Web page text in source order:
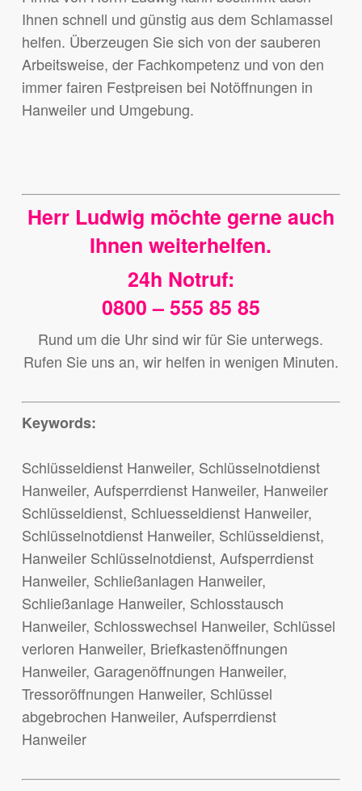
Ihnen schnell und günstig aus dem Schlamassel
helfen. Überzeugen Sie sich von der sauberen
Arbeitsweise, der Fachkompetenz und von den
immer fairen Festpreisen bei Notöffnungen in
Hanweiler und Umgebung.
Herr Ludwig möchte gerne auch
Ihnen weiterhelfen.
24h Notruf:
0800 – 555 85 85
Rund um die Uhr sind wir für Sie unterwegs.
Rufen Sie uns an, wir helfen in wenigen Minuten.
Keywords:
Schlüsseldienst Hanweiler, Schlüsselnotdienst
Hanweiler, Aufsperrdienst Hanweiler, Hanweiler
Schlüsseldienst, Schluesseldienst Hanweiler,
Schlüsselnotdienst Hanweiler, Schlüsseldienst,
Hanweiler Schlüsselnotdienst, Aufsperrdienst
Hanweiler, Schließanlagen Hanweiler,
Schließanlage Hanweiler, Schlosstausch
Hanweiler, Schlosswechsel Hanweiler, Schlüssel
verloren Hanweiler, Briefkastenöffnungen
Hanweiler, Garagenöffnungen Hanweiler,
Tressoröffnungen Hanweiler, Schlüssel
abgebrochen Hanweiler, Aufsperrdienst
Hanweiler